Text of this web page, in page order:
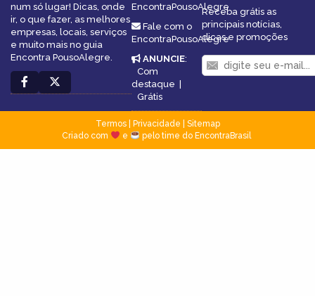
num só lugar! Dicas, onde
ir, o que fazer, as melhores
empresas, locais, serviços
e muito mais no guia
Encontra PousoAlegre.
EncontraPousoAlegre
Fale com o
EncontraPousoAlegre
ANUNCIE:
Com
destaque |
Grátis
Receba grátis as
principais notícias,
dicas e promoções
Termos| Privacidade
Sitemap
Criado com
e pelo time do EncontraBrasil